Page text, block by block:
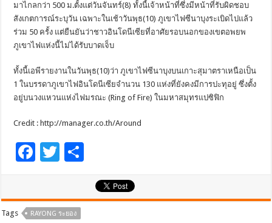
มาไกลกว่า 500 ม.ตั้งแต่วันจันทร์(8) ทั้งนี้เจ้าหน้าที่ซึ่งมีหน้าที่รับผิดชอบ
สังเกตการณ์ระบุวัน เฉพาะในเช้าวันพุธ(10) ภูเขาไฟซีนาบุงระเบิดไปแล้ว
ร่วม 50 ครั้ง แต่ยืนยันว่าชาวอินโดนีเซียที่อาศัยรอบนอกของเขตอพยพ
ภูเขาไฟแห่งนี้ไม่ได้รับบาดเจ็บ
ทั้งนี้เอพีรายงานในวันพุธ(10)ว่า ภูเขาไฟซีนาบุงบนเกาะสุมาตราเหนือเป็น
1 ในบรรดาภูเขาไฟอินโดนีเซียจำนวน 130 แห่งที่ยังคงมีการปะทุอยู่ ซึ่งตั้ง
อยู่บนวงแหวนแห่งไฟมรณะ (Ring of Fire) ในมหาสมุทรแปซิฟิก
Credit : http://manager.co.th/Around
F
b
T
er
ar
Tags RAYONG ระยอง